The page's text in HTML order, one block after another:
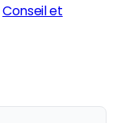
Conseil et